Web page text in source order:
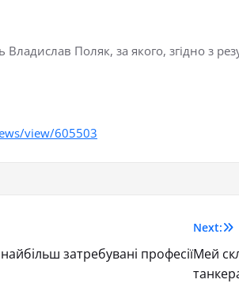
Владислав Поляк, за якого, згідно з
view/605503
затребувані професії
Next:
Мей